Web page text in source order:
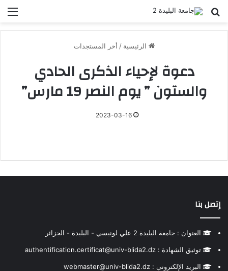
بحث عن
الرئيسية / أخر المستجدات
دعوة لإحياء الذكرى الحادي
والستون ” يوم النصر 19 مارس”
2023-03-16
إتصل بنا
العنوان : جامعة البليدة 2 علي لونيسي - البليدة - الجزائر
توثيق الشهادة : authentification.certificat@univ-blida2.dz
البريد الإلكتروني : webmaster@univ-blida2.dz